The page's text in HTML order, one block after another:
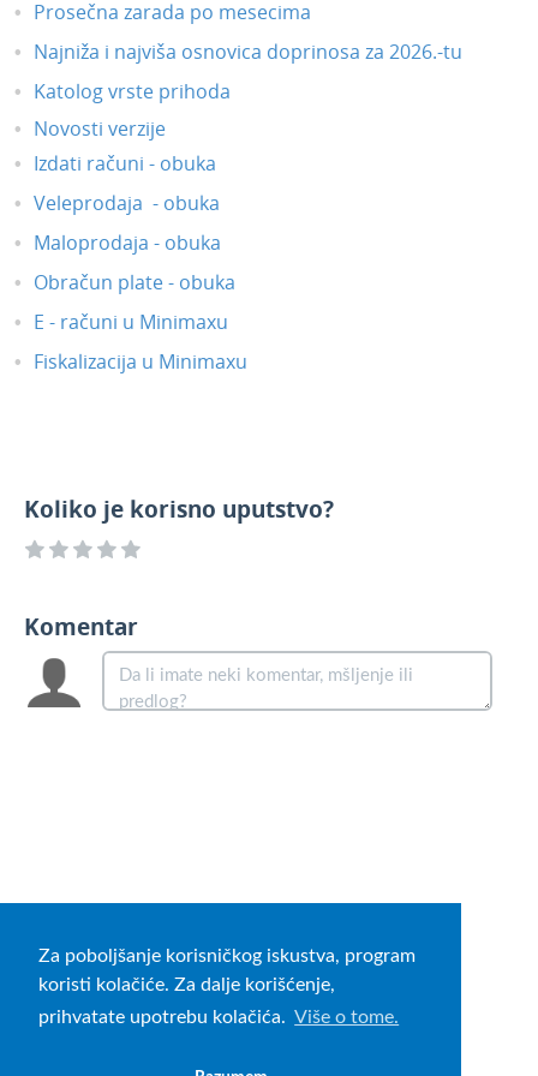
Za poboljšanje korisničkog iskustva, program
koristi kolačiće. Za dalje korišćenje,
prihvatate upotrebu kolačića. Više o tome.
Prosečna zarada po mesecima
Najniža i najviša osnovica doprinosa za 2026.-tu
Katolog vrste prihoda
Novosti verzije
Izdati računi - obuka
Veleprodaja - obuka
Maloprodaja - obuka
Obračun plate - obuka
E - računi u Minimaxu
Fiskalizacija u Minimaxu
Koliko je korisno uputstvo?
Komentar